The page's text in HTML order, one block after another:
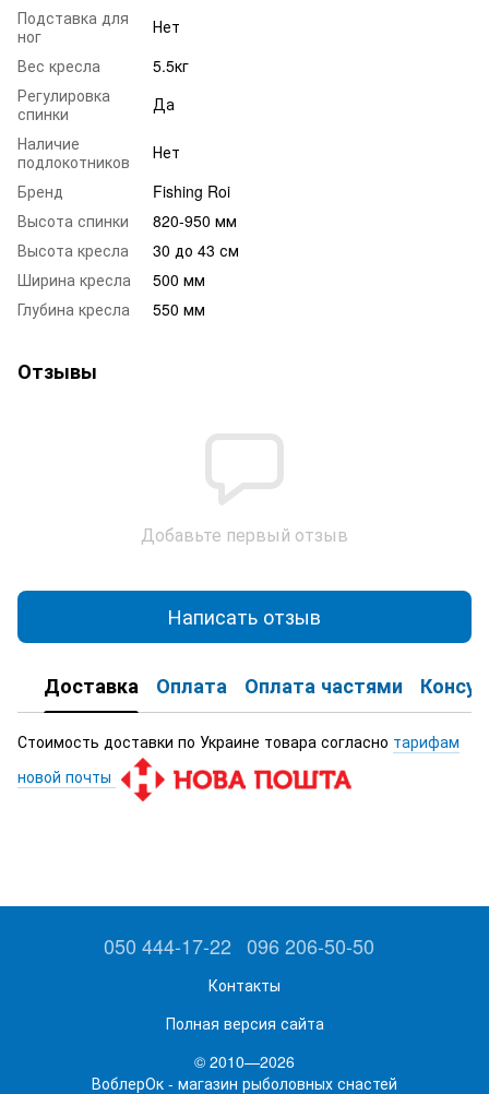
Подставка для
ног
Нет
Вес кресла
5.5кг
Регулировка
спинки
Да
Наличие
подлокотников
Нет
Бренд
Fishing Roi
Высота спинки
820-950 мм
Высота кресла
30 до 43 см
Ширина кресла
500 мм
Глубина кресла
550 мм
Отзывы
Добавьте первый отзыв
Написать отзыв
Доставка Оплата Оплата частями
Стоимость доставки по Украине товара согласно тарифам
новой почты
050 444-17-22 096 206-50-50
Контакты
Полная версия сайта
© 2010—2026
ВоблерОк - магазин рыболовных снастей